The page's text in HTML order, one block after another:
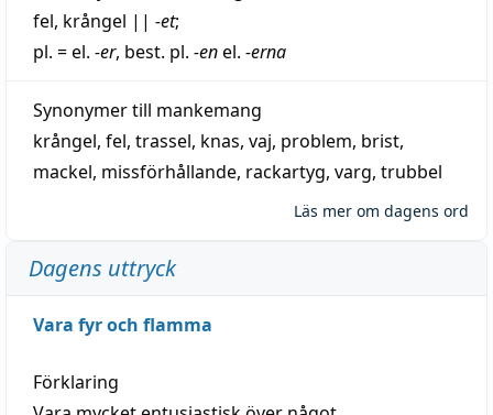
fel, krångel || -et;
pl. = el. -er, best. pl. -enel. -erna
Synonymer till mankemang
krångel, fel, trassel, knas, vaj, problem, brist,
mackel, missförhållande, rackartyg, varg, trubbel
Läs mer om dagens ord
Dagens uttryck
Vara fyr och flamma
Förklaring